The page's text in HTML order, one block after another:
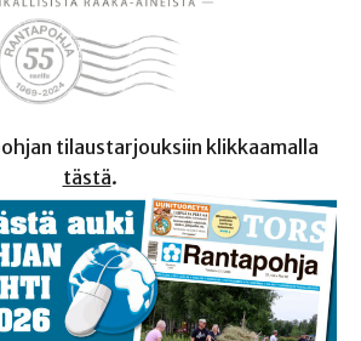
tilaustarjouksiin klikkaamalla
tästä.